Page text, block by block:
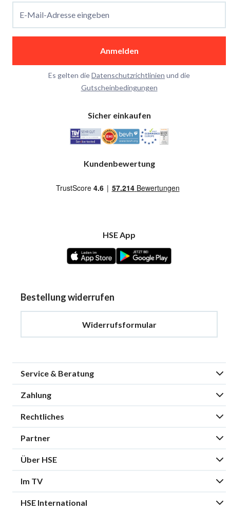
E-Mail-Adresse eingeben
Anmelden
Es gelten dieDatenschutzrichtlinien und die
Gutscheinbedingungen
Sicher einkaufen
Kundenbewertung
HSE App
Bestellung widerrufen
Widerrufsformular
Service & Beratung
Zahlung
Rechtliches
Partner
Über HSE
Im TV
HSE International